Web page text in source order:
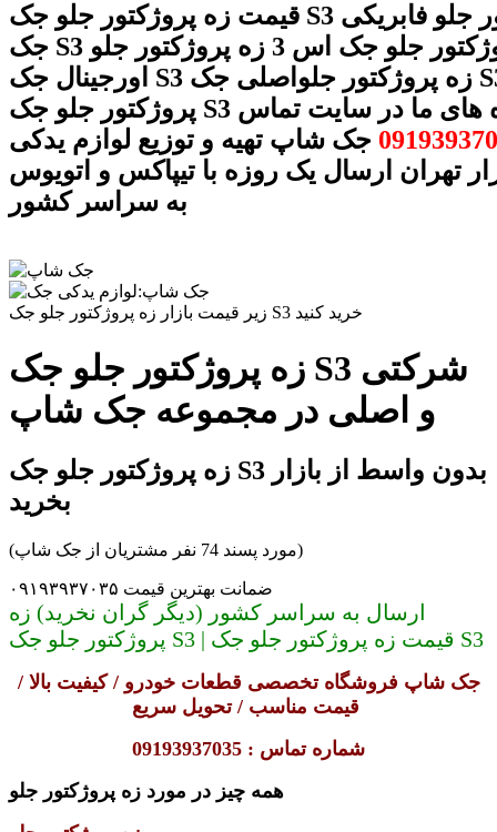
قیمت زه پروژکتور جلو جک S3 زه پروژکتور جلو فابریکی
جک S3 زه پروژکتور جلو جک اس 3 زه پروژکتور جلو
اورجینال جک S3 زه پروژکتور جلواصلی جک S3 زه
پروژکتور جلو جک S3 با شماره های ما در سایت تماس
جک شاپ تهیه و توزیع لوازم یدکی
تهران ارسال یک روزه با تیپاکس و اتویوس
به سراسر کشور
زیر قیمت بازار زه پروژکتور جلو جک S3 خرید کنید
زه پروژکتور جلو جک S3 شرکتی
و اصلی در مجموعه جک شاپ
زه پروژکتور جلو جک S3 بدون واسط از بازار
بخرید
(مورد پسند 74 نفر مشتریان از جک شاپ)
ضمانت بهترین قیمت ۰۹۱۹۳۹۳۷۰۳۵
ارسال به سراسر کشور (دیگر گران نخرید) زه
پروژکتور جلو جک S3 | قیمت زه پروژکتور جلو جک S3
جک شاپ فروشگاه تخصصی قطعات خودرو / کیفیت بالا /
شماره تماس : 09193937035
همه چیز در مورد زه پروژکتور جلو